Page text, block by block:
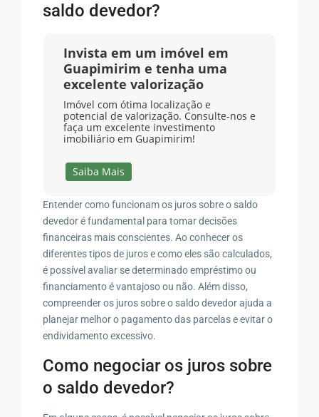
saldo devedor?
Invista em um imóvel em
Guapimirim e tenha uma
excelente valorização
Imóvel com ótima localização e
potencial de valorização. Consulte-nos e
faça um excelente investimento
imobiliário em Guapimirim!
Saiba Mais
Entender como funcionam os juros sobre o saldo
devedor é fundamental para tomar decisões
financeiras mais conscientes. Ao conhecer os
diferentes tipos de juros e como eles são calculados,
é possível avaliar se determinado empréstimo ou
financiamento é vantajoso ou não. Além disso,
compreender os juros sobre o saldo devedor ajuda a
planejar melhor o pagamento das parcelas e evitar o
endividamento excessivo.
Como negociar os juros sobre
o saldo devedor?